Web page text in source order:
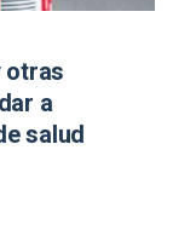
otras
a
salud